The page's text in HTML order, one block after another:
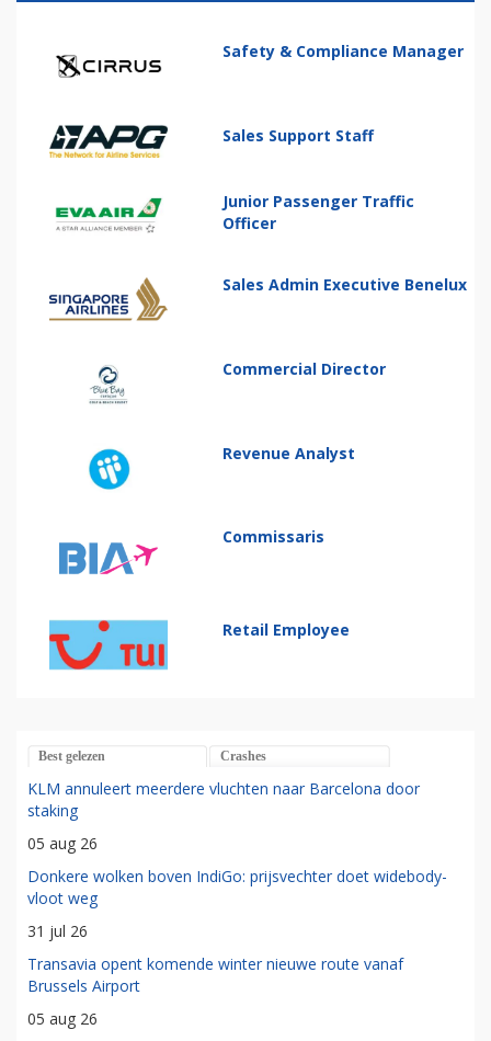
Safety & Compliance Manager
Sales Support Staff
Junior Passenger Traffic
Officer
Sales Admin Executive Benelux
Commercial Director
Revenue Analyst
Commissaris
Retail Employee
Best gelezen Crashes
KLM annuleert meerdere vluchten naar Barcelona door
staking
05 aug 26
Donkere wolken boven IndiGo: prijsvechter doet widebody-
vloot weg
31 jul 26
Transavia opent komende winter nieuwe route vanaf
Brussels Airport
05 aug 26